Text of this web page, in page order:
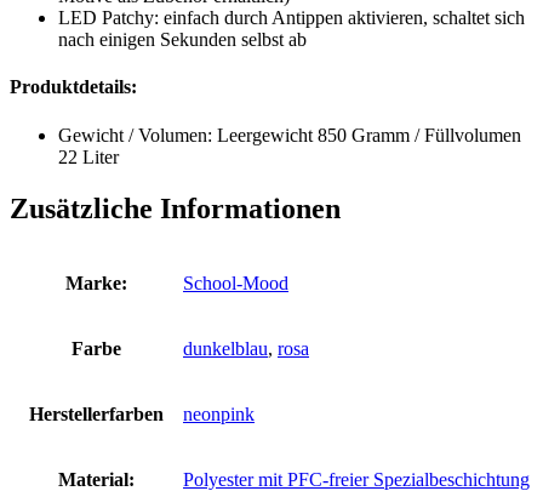
LED Patchy: einfach durch Antippen aktivieren, schaltet sich
nach einigen Sekunden selbst ab
Produktdetails:
Gewicht / Volumen: Leergewicht 850 Gramm / Füllvolumen
22 Liter
Zusätzliche Informationen
Marke: School-Mood
Farbe dunkelblau, rosa
Herstellerfarben neonpink
Material: Polyester mit PFC-freier Spezialbeschichtung